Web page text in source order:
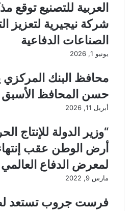
العربية للتصنيع توقع
شركة نيجيرية لتعزيز
الصناعات الدفاعية
يونيو 1, 2026
محافظ البنك
حسن المحافظ الأسبق
أبريل 11, 2026
“وزير الدولة للإنتاج
أرض الوطن عقب
لمعرض الدفاع العالمي
مارس 9, 2022
فرست جروب تستعد